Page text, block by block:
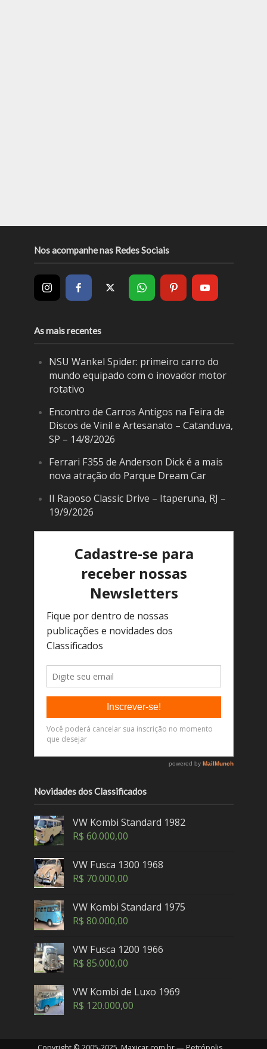
Nos acompanhe nas Redes Sociais
As mais recentes
NSU Wankel Spider: primeiro carro do
mundo equipado com o inovador motor
rotativo
Encontro de Carros Antigos na Feira de
Discos de Vinil e Artesanato – Catanduva,
SP – 14/8/2026
Ferrari F355 de Anderson Dick é a mais
nova atração do Parque Dream Car
II Raposo Classic Drive – Itaperuna, RJ –
19/9/2026
Novidades dos Classificados
VW Kombi Standard 1982
R$ 60.000,00
VW Fusca 1300 1968
R$ 70.000,00
VW Kombi Standard 1975
R$ 80.000,00
VW Fusca 1200 1966
R$ 85.000,00
VW Kombi de Luxo 1969
R$ 120.000,00